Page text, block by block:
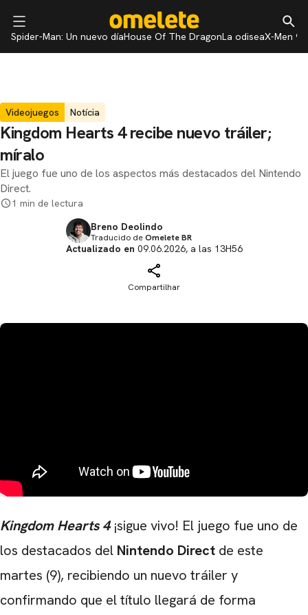
Spider-Man: Un nuevo díaHouse Of The DragonLa odiseaX-Men 97
Videojuegos Notícia
Kingdom Hearts 4 recibe nuevo tráiler;
míralo
El juego fue uno de los aspectos más destacados del Nintendo
Direct.
1 min de lectura
Breno Deolindo
Traducido deOmelete BR
Actualizado en 09.06.2026, a las 13H56
Compartilhar
Kingdom Hearts 4¡sigue vivo! El juego fue uno de
los destacados del Nintendo Direct de este
martes (9), recibiendo un nuevo tráiler y
confirmando que el título llegará de forma